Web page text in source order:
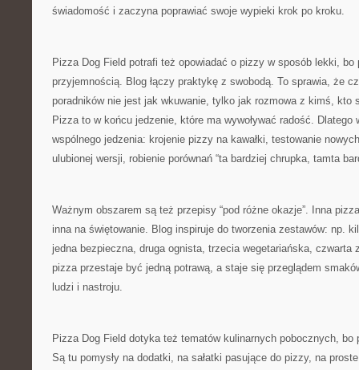
świadomość i zaczyna poprawiać swoje wypieki krok po kroku.
Pizza Dog Field potrafi też opowiadać o pizzy w sposób lekki,
przyjemnością. Blog łączy praktykę z swobodą. To sprawia, że
poradników nie jest jak wkuwanie, tylko jak rozmowa z kimś, kto
Pizza to w końcu jedzenie, które ma wywoływać radość.
wspólnego jedzenia: krojenie pizzy na kawałki, testowanie
ulubionej wersji, robienie porównań “ta bardziej chrupka, tamta
Ważnym obszarem są też przepisy “pod różne okazje”. Inna
inna na świętowanie. Blog inspiruje do tworzenia zestawów: np.
jedna bezpieczna, druga ognista, trzecia wegetariańska, czwarta
pizza przestaje być jedną potrawą, a staje się przeglądem
ludzi i nastroju.
Pizza Dog Field dotyka też tematów kulinarnych pobocznych,
Są tu pomysły na dodatki, na sałatki pasujące do pizzy, na